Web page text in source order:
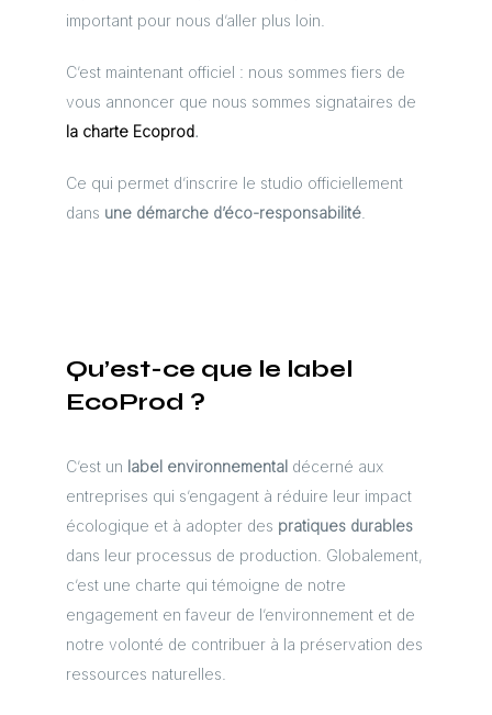
important pour nous d’aller plus loin.
C’est maintenant officiel : nous sommes fiers de
vous annoncer que nous sommes signataires de
la charte Ecoprod.
Ce qui permet d’inscrire le studio officiellement
dans une démarche d’éco-responsabilité
Qu’est-ce que le label
EcoProd ?
C’est un label environnemental décerné aux
entreprises qui s’engagent à réduire leur impact
écologique et à adopter des pratiques durables
dans leur processus de production. Globalement,
c’est une charte qui témoigne de notre
engagement en faveur de l’environnement et de
notre volonté de contribuer à la préservation des
ressources naturelles.